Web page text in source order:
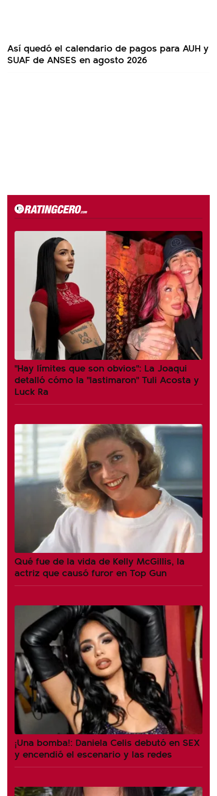
Así quedó el calendario de pagos para AUH y
SUAF de ANSES en agosto 2026
"Hay límites que son obvios": La Joaqui
detalló cómo la "lastimaron" Tuli Acosta y
Luck Ra
Qué fue de la vida de Kelly McGillis, la
actriz que causó furor en Top Gun
¡Una bomba!: Daniela Celis debutó en SEX
y encendió el escenario y las redes